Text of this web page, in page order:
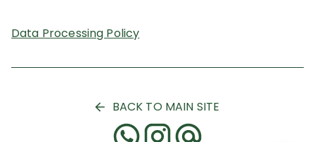
Data Processing Policy
BACK TO MAIN SITE